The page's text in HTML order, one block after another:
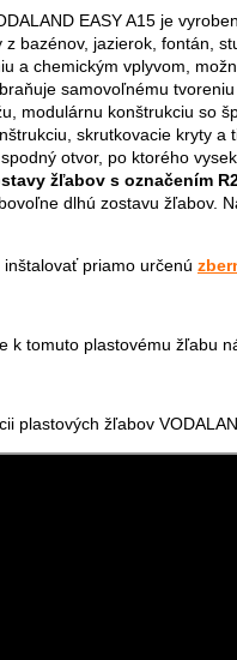
EASY A15 je
bazénov, jazierok, fontán,
a chemickým vplyvom,
samovoľnému
modulárnu konštrukciu so
skrutkovacie kryty
otvor, po ktorého
žľabov s označením
dlhú zostavu žľabov.
priamo určenú
k tomuto plastovému žľabu
plastových žľabov